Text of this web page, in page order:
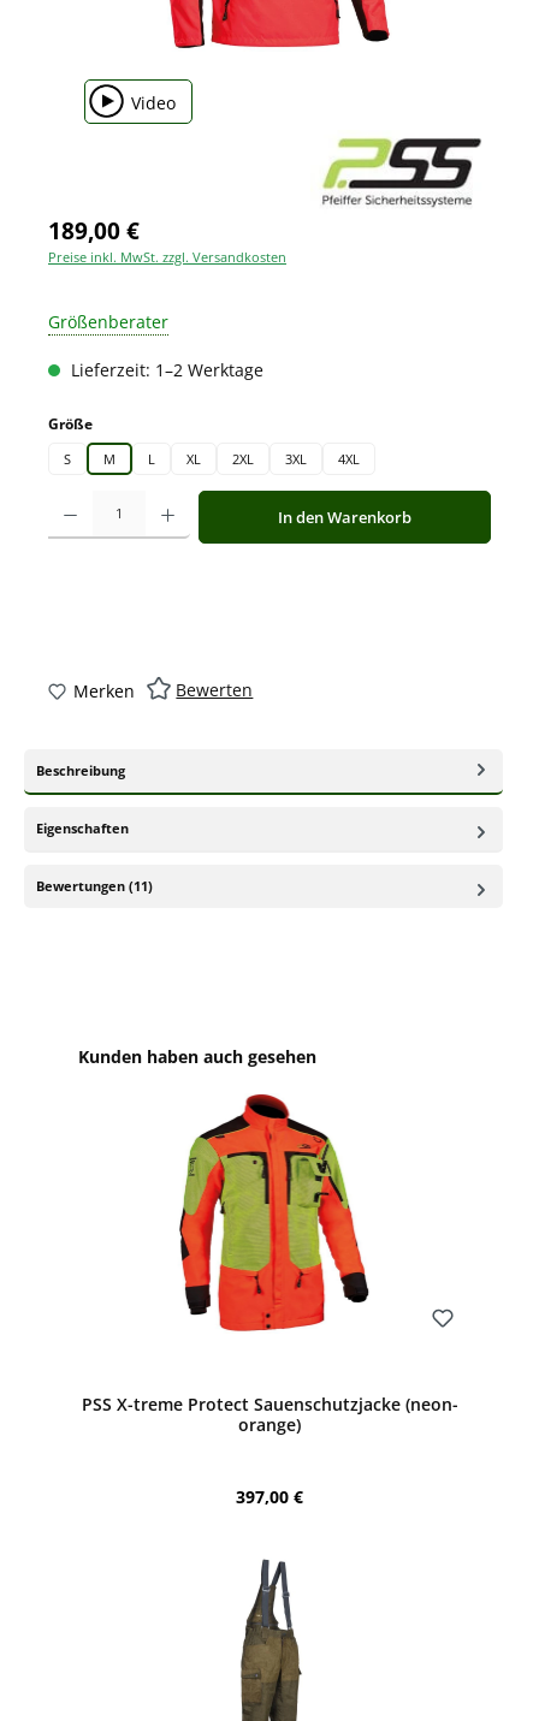
Video
189,00 €
Preise inkl. MwSt. zzgl. Versandkosten
Größenberater
Lieferzeit: 1–2 Werktage
Größeauswählen
S M L XL 2XL 3XL 4XL
Produkt Anzahl: Gib den gewünschten Wert ein oder benutze die
In den Warenkorb
Merken Bewerten
Beschreibung
Eigenschaften
Bewertungen (11)
Produktgalerie überspringen
Kunden haben auch gesehen
PSS X-treme Protect Sauenschutzjacke (neon-
orange)
Regulärer Preis:
397,00 €